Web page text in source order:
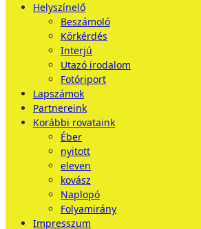
Helyszínelő
Beszámoló
Körkérdés
Interjú
Utazó irodalom
Fotóriport
Lapszámok
Partnereink
Korábbi rovataink
Éber
nyitott
eleven
kovász
Naplopó
Folyamirány
Impresszum